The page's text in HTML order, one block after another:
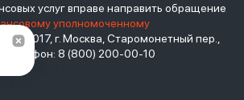
услуг вправе направить обращение
уполномоченному
119017, г. Москва, Старомонетный пер.,
Телефон: 8 (800) 200-00-10
href="https://viruchay.ru">выручай</a> -